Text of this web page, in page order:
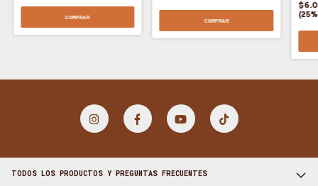
COMPRAR COMPRAR
TODOS LOS PRODUCTOS Y PREGUNTAS FRECUENTES